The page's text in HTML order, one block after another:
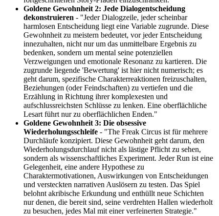
Goldene Gewohnheit 2: Jede Dialogentscheidung
dekonstruieren - "Jeder Dialogzeile, jeder scheinbar
harmlosen Entscheidung liegt eine Variable zugrunde. Diese
Gewohnheit zu meistern bedeutet, vor jeder Entscheidung
innezuhalten, nicht nur um das unmittelbare Ergebnis zu
bedenken, sondern um mental seine potenziellen
Verzweigungen und emotionale Resonanz zu kartieren. Die
zugrunde liegende 'Bewertung' ist hier nicht numerisch; es
geht darum, spezifische Charakterreaktionen freizuschalten,
Beziehungen (oder Feindschaften) zu vertiefen und die
Erzählung in Richtung ihrer komplexesten und
aufschlussreichsten Schlüsse zu lenken. Eine oberflächliche
Lesart führt nur zu oberflächlichen Enden."
Goldene Gewohnheit 3: Die obsessive
Wiederholungsschleife - "The Freak Circus ist für mehrere
Durchläufe konzipiert. Diese Gewohnheit geht darum, den
Wiederholungsdurchlauf nicht als lästige Pflicht zu sehen,
sondern als wissenschaftliches Experiment. Jeder Run ist eine
Gelegenheit, eine andere Hypothese zu
Charaktermotivationen, Auswirkungen von Entscheidungen
und versteckten narrativen Auslösern zu testen. Das Spiel
belohnt akribische Erkundung und enthüllt neue Schichten
nur denen, die bereit sind, seine verdrehten Hallen wiederholt
zu besuchen, jedes Mal mit einer verfeinerten Strategie."